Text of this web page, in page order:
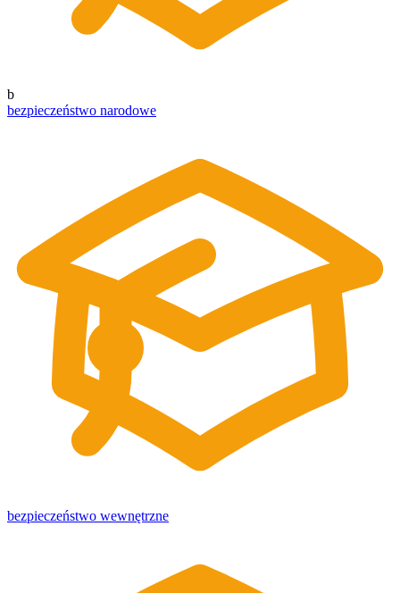
b
bezpieczeństwo narodowe
bezpieczeństwo wewnętrzne